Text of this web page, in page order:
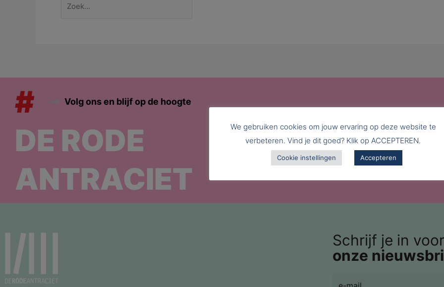
# Volg ons en blijf op de hoogte
DE RODE
ANTRACIET
Schrijf je in
onze
We gebruiken cookies om jouw ervaring op deze website te
verbeteren. Vind je dit goed? Klik op ACCEPTEREN.
Cookie instellingen Accepteren